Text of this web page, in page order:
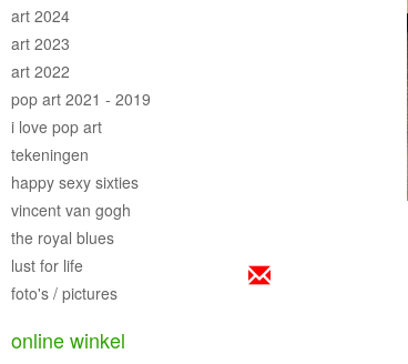
art 2024
art 2023
art 2022
pop art 2021 - 2019
i love pop art
tekeningen
happy sexy sixties
vincent van gogh
the royal blues
lust for life
foto's / pictures
online winkel